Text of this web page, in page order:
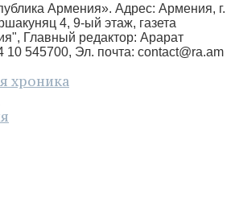
Армения». Адрес: Армения, г.
4, 9-ый этаж, газета
Главный редактор: Арарат
10 545700, Эл. почта: contact@ra.am
хроника